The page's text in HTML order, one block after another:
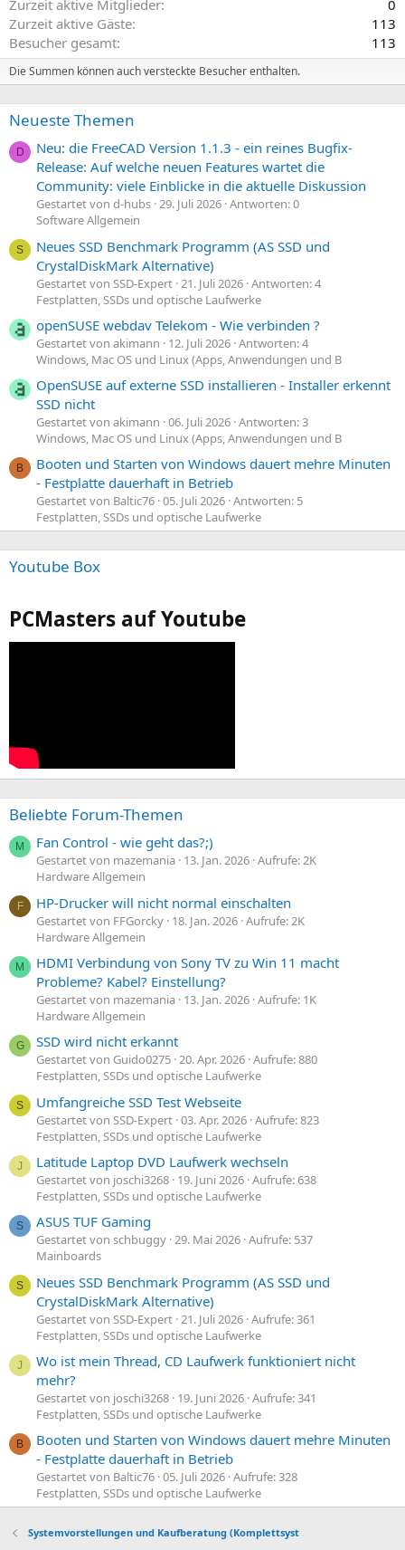
Zurzeit aktive Mitglieder
0
Zurzeit aktive Gäste
113
Besucher gesamt
113
Die Summen können auch versteckte Besucher enthalten.
Neueste Themen
D
Neu: die FreeCAD Version 1.1.3 - ein reines Bugfix-
Release: Auf welche neuen Features wartet die
Community: viele Einblicke in die aktuelle Diskussion
Gestartet von d-hubs 29. Juli 2026 Antworten: 0
Software Allgemein
S
Neues SSD Benchmark Programm (AS SSD und
CrystalDiskMark Alternative)
Gestartet von SSD-Expert 21. Juli 2026 Antworten: 4
Festplatten, SSDs und optische Laufwerke
openSUSE webdav Telekom - Wie verbinden ?
Gestartet von akimann 12. Juli 2026 Antworten: 4
Windows, Mac OS und Linux (Apps, Anwendungen und B
OpenSUSE auf externe SSD installieren - Installer erkennt
SSD nicht
Gestartet von akimann 06. Juli 2026 Antworten: 3
Windows, Mac OS und Linux (Apps, Anwendungen und B
B
Booten und Starten von Windows dauert mehre Minuten
- Festplatte dauerhaft in Betrieb
Gestartet von Baltic76 05. Juli 2026 Antworten: 5
Festplatten, SSDs und optische Laufwerke
Youtube Box
PCMasters auf Youtube
Beliebte Forum-Themen
M Fan Control - wie geht das?;)
Gestartet von mazemania 13. Jan. 2026 Aufrufe: 2K
Hardware Allgemein
F HP-Drucker will nicht normal einschalten
Gestartet von FFGorcky 18. Jan. 2026 Aufrufe: 2K
Hardware Allgemein
M
HDMI Verbindung von Sony TV zu Win 11 macht
Probleme? Kabel? Einstellung?
Gestartet von mazemania 13. Jan. 2026 Aufrufe: 1K
Hardware Allgemein
G SSD wird nicht erkannt
Gestartet von Guido0275 20. Apr. 2026 Aufrufe: 880
Festplatten, SSDs und optische Laufwerke
S Umfangreiche SSD Test Webseite
Gestartet von SSD-Expert 03. Apr. 2026 Aufrufe: 823
Festplatten, SSDs und optische Laufwerke
J Latitude Laptop DVD Laufwerk wechseln
Gestartet von joschi3268 19. Juni 2026 Aufrufe: 638
Festplatten, SSDs und optische Laufwerke
S ASUS TUF Gaming
Gestartet von schbuggy 29. Mai 2026 Aufrufe: 537
Mainboards
S
Neues SSD Benchmark Programm (AS SSD und
CrystalDiskMark Alternative)
Gestartet von SSD-Expert 21. Juli 2026 Aufrufe: 361
Festplatten, SSDs und optische Laufwerke
J
Wo ist mein Thread, CD Laufwerk funktioniert nicht
mehr?
Gestartet von joschi3268 19. Juni 2026 Aufrufe: 341
Festplatten, SSDs und optische Laufwerke
B
Booten und Starten von Windows dauert mehre Minuten
- Festplatte dauerhaft in Betrieb
Gestartet von Baltic76 05. Juli 2026 Aufrufe: 328
Festplatten, SSDs und optische Laufwerke
Systemvorstellungen und Kaufberatung (Komplettsyst